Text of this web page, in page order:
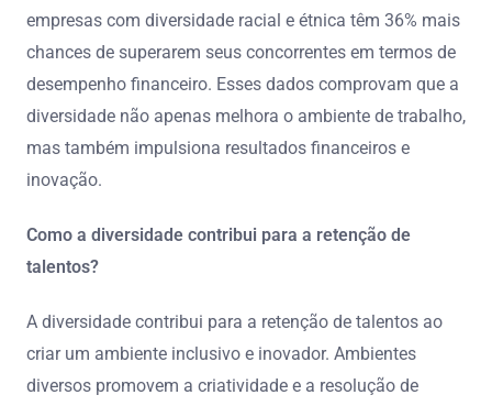
empresas com diversidade racial e étnica têm 36% mais
chances de superarem seus concorrentes em termos de
desempenho financeiro. Esses dados comprovam que a
diversidade não apenas melhora o ambiente de trabalho,
mas também impulsiona resultados financeiros e
inovação.
Como a diversidade contribui para a retenção de
talentos?
A diversidade contribui para a retenção de talentos ao
criar um ambiente inclusivo e inovador. Ambientes
diversos promovem a criatividade e a resolução de